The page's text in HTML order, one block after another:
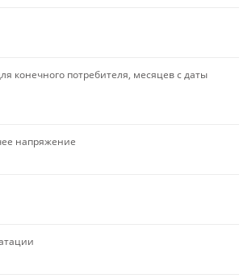
конечного потребителя, месяцев с даты
напряжение